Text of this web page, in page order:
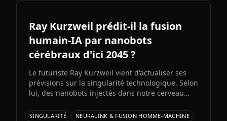
Ray Kurzweil prédit-il la fusion
humain-IA par nanobots
cérébraux d'ici 2045 ?
Le futuriste Ray Kurzweil vient d'actualiser ses
prévisions sur la singularité technologique. Selon
lui, des nanobots injectés dans notre cerveau
2045, multipliant notre intelligence par un
SINGULARITÉ NEURALINK & FUSION HOMME-MACHINE